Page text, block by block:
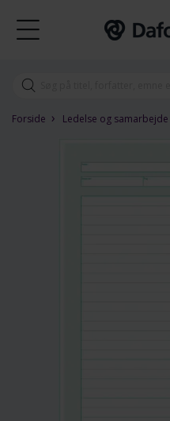
Forside › Ledelse og samarbejde